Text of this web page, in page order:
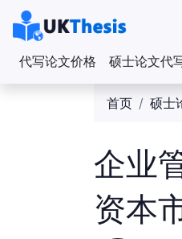
代写论文价格 硕士论文代
首页 硕士
企业
资本